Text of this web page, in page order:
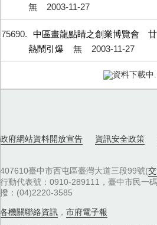
無
2003-11-27
75690
中區畫龍點睛之創業博覽會
熱鬧引爆
無 2003-11-27
資料下載中...
政府網站資料開放宣告 資訊安全政策
407610臺中市西屯區臺灣大道三段99號(
行動代表號：0910-289111，臺中市民一
撥：(04)2220-3585
各機關聯絡資訊 ， 市府電子報